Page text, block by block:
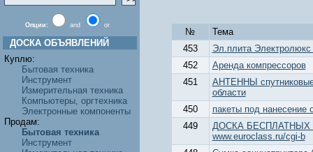
Опции: and or
ДОСКА ОБЪЯВЛЕНИЙ
Куплю:
Бытовая техника
Инструмент
Измерительная техника
Компьютеры, оргтехника
Электронные компоненты
Продам:
Бытовая техника
Инструмент
№
Тема
453
Эл.плита
452
Аренда компрессоров
451
АНТЕННЫ
области
450
пакеты под нанесение
449
ДОСКА
www.euroclass.ru/cgi-b